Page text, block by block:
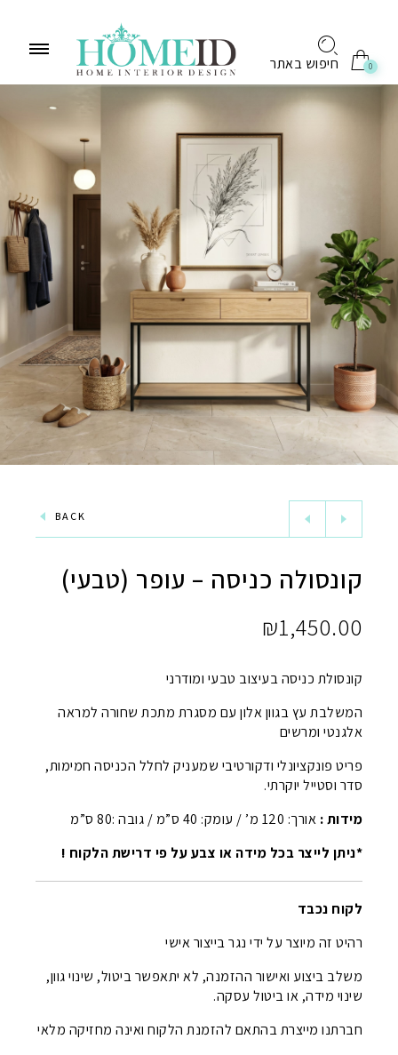
חיפוש באתר 0
BACK
קונסולה כניסה – עופר (טבעי)
₪1,450.00
קונסולת כניסה בעיצוב טבעי ומודרני
המשלבת עץ בגוון אלון עם מסגרת מתכת שחורה למראה
אלגנטי ומרשים
פריט פונקציונלי ודקורטיבי שמעניק לחלל הכניסה חמימות,
סדר וסטייל יוקרתי.
מידות : אורך: 120 מ’ / עומק: 40 ס”מ / גובה :80 ס”מ
*ניתן לייצר בכל מידה או צבע על פי דרישת הלקוח !
לקוח נכבד
רהיט זה מיוצר על ידי נגר בייצור אישי
משלב ביצוע ואישור ההזמנה, לא יתאפשר ביטול, שינוי גוון,
שינוי מידה, או ביטול עסקה.
חברתנו מייצרת בהתאם להזמנת הלקוח ואינה מחזיקה מלאי